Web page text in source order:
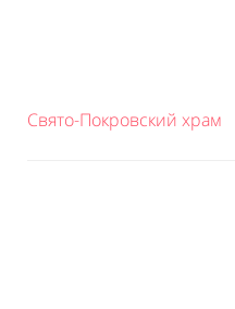
Свято-Покровский храм